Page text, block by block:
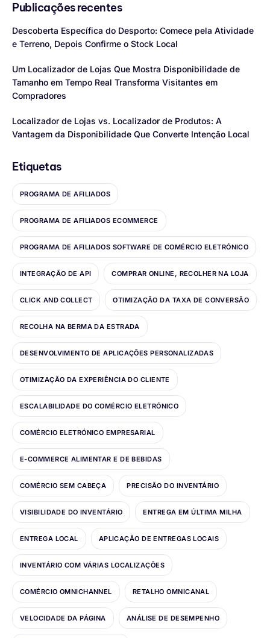
Publicações recentes
Descoberta Específica do Desporto: Comece pela Atividade
e Terreno, Depois Confirme o Stock Local
Um Localizador de Lojas Que Mostra Disponibilidade de
Tamanho em Tempo Real Transforma Visitantes em
Compradores
Localizador de Lojas vs. Localizador de Produtos: A
Vantagem da Disponibilidade Que Converte Intenção Local
Etiquetas
PROGRAMA DE AFILIADOS
PROGRAMA DE AFILIADOS ECOMMERCE
PROGRAMA DE AFILIADOS SOFTWARE DE COMÉRCIO ELETRÓNICO
INTEGRAÇÃO DE API COMPRAR ONLINE, RECOLHER NA LOJA
CLICK AND COLLECT OTIMIZAÇÃO DA TAXA DE CONVERSÃO
RECOLHA NA BERMA DA ESTRADA
DESENVOLVIMENTO DE APLICAÇÕES PERSONALIZADAS
OTIMIZAÇÃO DA EXPERIÊNCIA DO CLIENTE
ESCALABILIDADE DO COMÉRCIO ELETRÓNICO
COMÉRCIO ELETRÓNICO EMPRESARIAL
E-COMMERCE ALIMENTAR E DE BEBIDAS
COMÉRCIO SEM CABEÇA PRECISÃO DO INVENTÁRIO
VISIBILIDADE DO INVENTÁRIO ENTREGA EM ÚLTIMA MILHA
ENTREGA LOCAL APLICAÇÃO DE ENTREGAS LOCAIS
INVENTÁRIO COM VÁRIAS LOCALIZAÇÕES
COMÉRCIO OMNICHANNEL RETALHO OMNICANAL
VELOCIDADE DA PÁGINA ANÁLISE DE DESEMPENHO